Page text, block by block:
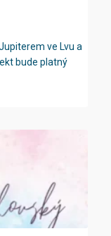
ve Lvu a
bude platný